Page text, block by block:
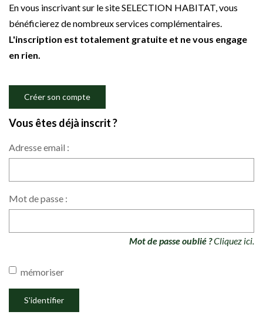
EN
En vous inscrivant sur le site SELECTION HABITAT, vous
bénéficierez de nombreux services complémentaires.
L'inscription est totalement gratuite et ne vous engage
en rien.
Créer son compte
Vous êtes déjà inscrit ?
Adresse email :
Mot de passe :
Mot de passe oublié ?Cliquez ici.
mémoriser
S'identifier